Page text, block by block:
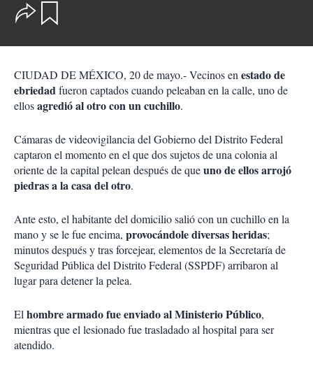
O
p
i
n
e
d
c
o
m
a
t
i
r
r
a
r
CIUDAD DE MÉXICO, 20 de mayo.- Vecinos en estado de
ebriedadfueron captados cuando peleaban en la calle, uno de
ellosagredió al otro con un cuchillo.
Cámaras de videovigilancia del Gobierno del Distrito Federal
captaron el momento en el que dos sujetos de una colonia al
oriente de la capital pelean después de queuno de ellos arrojó
piedras a la casa del otro.
Ante esto, el habitante del domicilio salió con un cuchillo en la
mano y se le fue encima, provocándole diversas heridas;
minutos después y tras forcejear, elementos de la Secretaría de
Seguridad Pública del Distrito Federal (SSPDF) arribaron al
lugar para detener la pelea.
El hombre armado fue enviado al Ministerio Público,
mientras que el lesionado fue trasladado al hospital para ser
atendido.